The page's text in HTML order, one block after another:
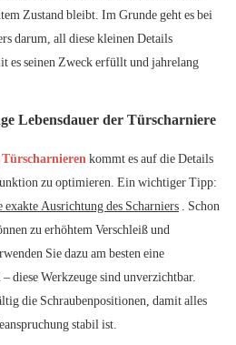
Zustand bleibt. Im Grunde geht es bei
darum, all diese kleinen Details
es seinen Zweck erfüllt und jahrelang
Lebensdauer der Türscharniere
kommt es auf die Details
zu optimieren. Ein wichtiger Tipp:
Ausrichtung des Scharniers . Schon
zu erhöhtem Verschleiß und
Sie dazu am besten eine
diese Werkzeuge sind unverzichtbar.
die Schraubenpositionen, damit alles
stabil ist.